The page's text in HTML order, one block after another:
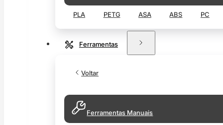
PLA PETG ASA ABS PC
Ferramentas
Voltar
Ferramentas Manuais